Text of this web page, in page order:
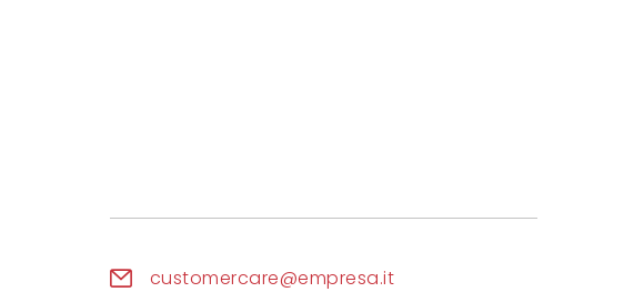
customercare@empresa.it